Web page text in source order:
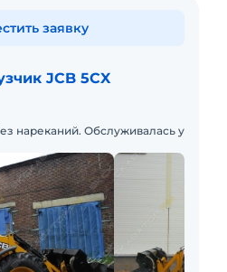
JCB 5CX
нареканий. Обслуживалась у
заявку